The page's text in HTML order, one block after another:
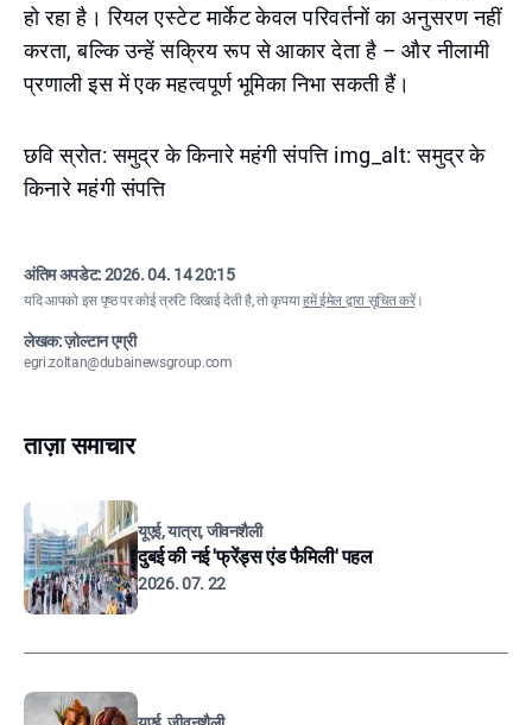
हो रहा है। रियल एस्टेट मार्केट केवल परिवर्तनों का अनुसरण नहीं
करता, बल्कि उन्हें सक्रिय रूप से आकार देता है – और नीलामी
प्रणाली इस में एक महत्वपूर्ण भूमिका निभा सकती हैं।
छवि स्रोत: समुद्र के किनारे महंगी संपत्ति img_alt: समुद्र के
किनारे महंगी संपत्ति
अंतिम अपडेट:2026. 04. 14 20:15
यदि आपको इस पृष्ठ पर कोई त्रुटि दिखाई देती है, तो कृपयाहमें ईमेल द्वारा सूचित करें।
लेखक: ज़ोल्टान एग्री
egri.zoltan@dubainewsgroup.com
ताज़ा समाचार
यूएई, यात्रा, जीवनशैली
दुबई की नई 'फ्रेंड्स एंड फैमिली' पहल
2026. 07. 22